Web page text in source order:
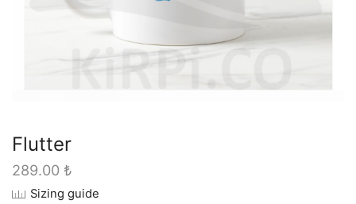
Flutter
289.00 ₺
Sizing guide